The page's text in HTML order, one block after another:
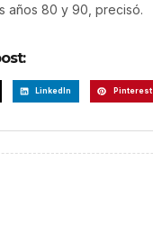
años 80 y 90, precisó.
LinkedIn Pinterest